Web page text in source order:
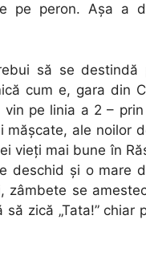
pe peron. Aşa a
să se destindă
cum e, gara din
vin pe linia a 2 – prin
măşcate, ale noilor
vieţi mai bune în
deschid şi o mare
zâmbete se
zică „Tata!” chiar